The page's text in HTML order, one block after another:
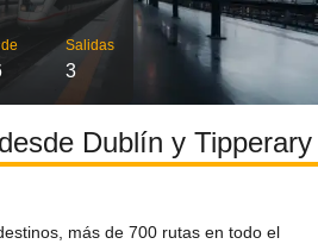
Salidas
3
Dublín y Tipperary
más de 700 rutas en todo el